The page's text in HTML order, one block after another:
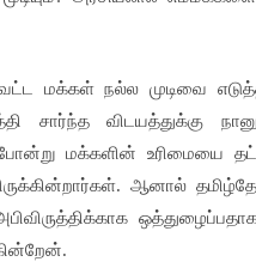
மக்கள் நல்ல முடிவை
சார்ந்த விடயத்துக்கு
மக்களின் உரிமையை
. ஆனால்
.